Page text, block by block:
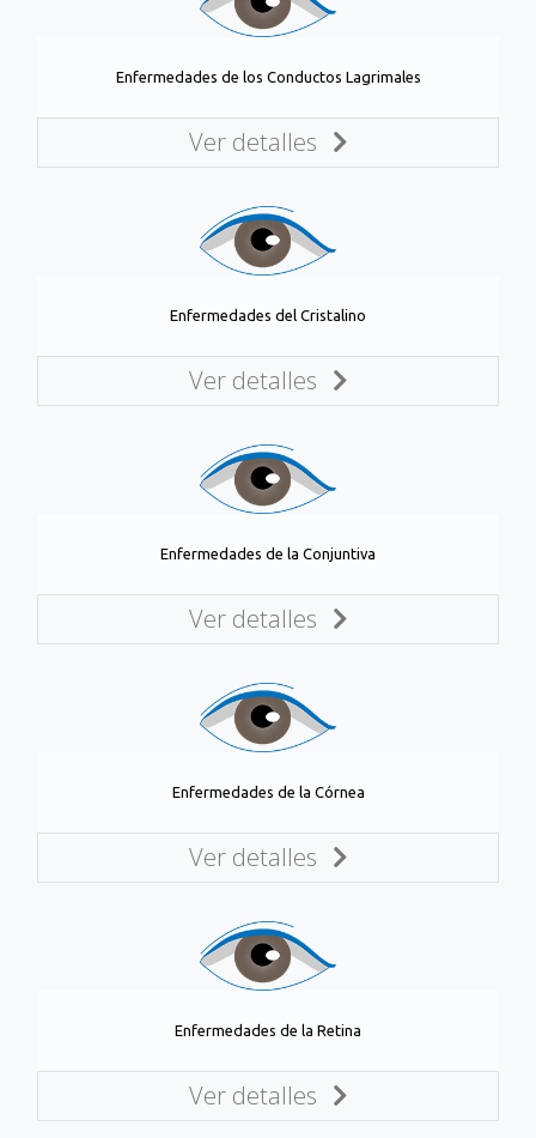
Enfermedades de los Conductos Lagrimales
Ver detalles
Enfermedades del Cristalino
Ver detalles
Enfermedades de la Conjuntiva
Ver detalles
Enfermedades de la Córnea
Ver detalles
Enfermedades de la Retina
Ver detalles